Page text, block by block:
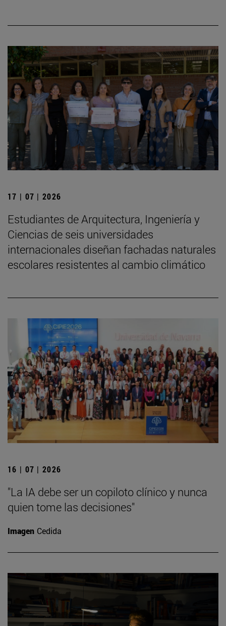
17 | 07 | 2026
Estudiantes de Arquitectura, Ingeniería y
Ciencias de seis universidades
internacionales diseñan fachadas naturales
escolares resistentes al cambio climático
16 | 07 | 2026
"La IA debe ser un copiloto clínico y nunca
quien tome las decisiones"
Imagen Cedida